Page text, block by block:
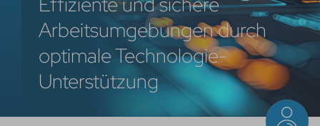
Arbeitsumgebungen durch
optimale Technologie-
Unterstützung